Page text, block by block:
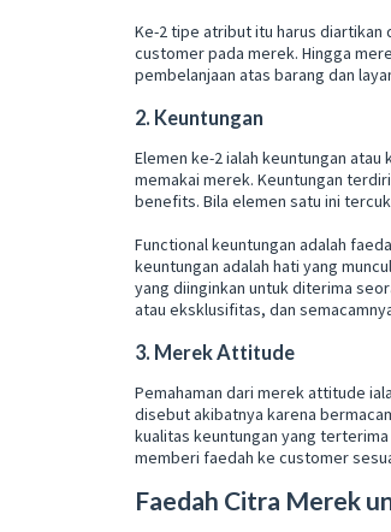
Ke-2 tipe atribut itu harus diartikan
customer pada merek. Hingga
pembelanjaan atas barang dan
2. Keuntungan
Elemen ke-2 ialah keuntungan
memakai merek. Keuntungan
benefits. Bila elemen satu ini
Functional keuntungan adalah
keuntungan adalah hati yang
yang diinginkan untuk diterima
atau eksklusifitas, dan
3. Merek Attitude
Pemahaman dari merek attitude
disebut akibatnya karena
kualitas keuntungan yang
memberi faedah ke customer
Faedah Citra Merek